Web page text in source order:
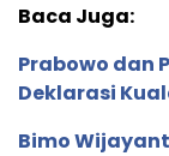
Baca Juga:
Prabowo dan
Deklarasi
Bimo